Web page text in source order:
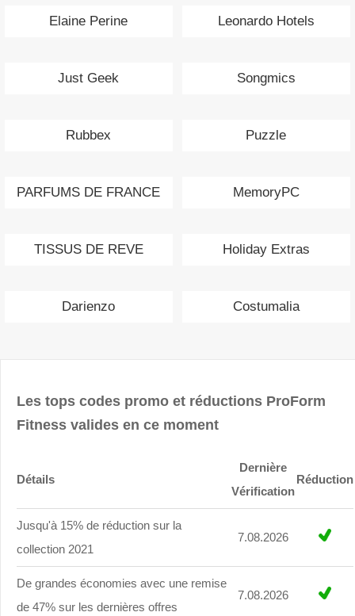
Elaine Perine Leonardo Hotels
Just Geek Songmics
Rubbex Puzzle
PARFUMS DE FRANCE MemoryPC
TISSUS DE REVE Holiday Extras
Darienzo Costumalia
Les tops codes promo et réductions ProForm
Fitness valides en ce moment
Détails
Dernière
Vérification
Réduction
Jusqu'à 15% de réduction sur la
collection 2021
7.08.2026
De grandes économies avec une remise
de 47% sur les dernières offres
7.08.2026